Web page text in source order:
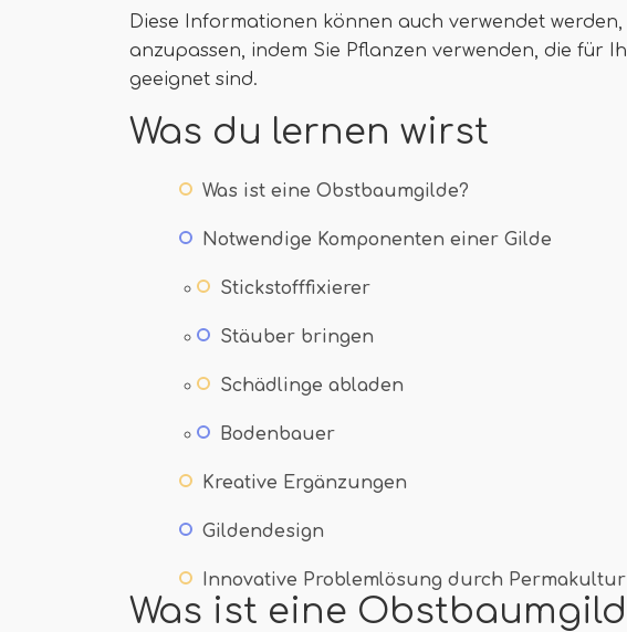
Diese Informationen können auch verwendet
anzupassen, indem Sie Pflanzen verwenden, die für
geeignet sind.
Was du lernen wirst
Was ist eine Obstbaumgilde?
Notwendige Komponenten einer Gilde
Stickstofffixierer
Stäuber bringen
Schädlinge abladen
Bodenbauer
Kreative Ergänzungen
Gildendesign
Innovative Problemlösung durch Permakultur
Was ist eine